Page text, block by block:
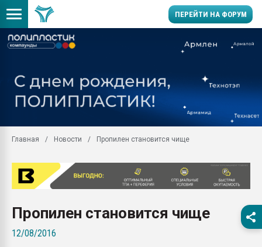
ПЕРЕЙТИ НА ФОРУМ
заводу пластмасс"
Помощь в подборе
Вакуум-формовочные
ближайшее
Подмосковье, Москва
первый план в
пластмасс
Главная Новости Пропилен становится чище
Пропилен становится чище
12/08/2016